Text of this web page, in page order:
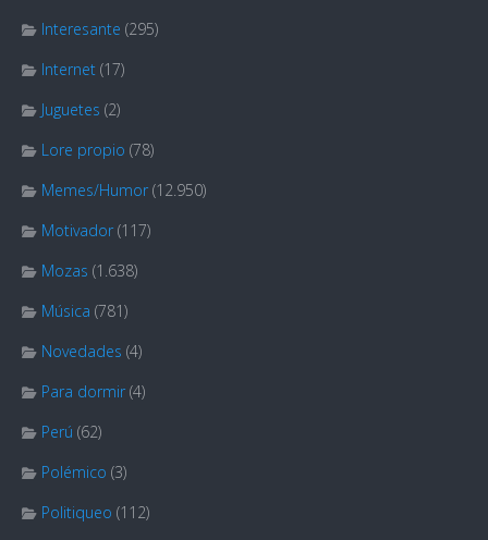
Interesante (295)
Internet (17)
Juguetes (2)
Lore propio (78)
Memes/Humor (12.950)
Motivador (117)
Mozas (1.638)
Música (781)
Novedades (4)
Para dormir (4)
Perú (62)
Polémico (3)
Politiqueo (112)